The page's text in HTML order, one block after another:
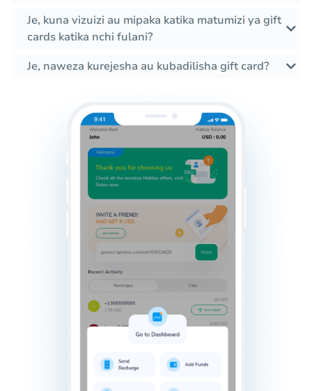
Je, kuna vizuizi au mipaka katika matumizi ya gift
cards katika nchi fulani?
Je, naweza kurejesha au kubadilisha gift card?